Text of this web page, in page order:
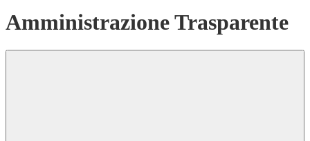
Amministrazione Trasparente